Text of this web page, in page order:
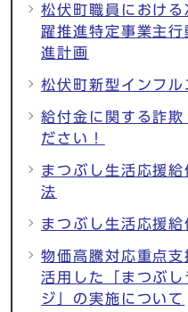
松伏町職員におけ
躍推進特定事業主
進計画
松伏町新型インフ
給付金に関する詐欺
ださい！
まつぶし生活応援
法
まつぶし生活応援
物価高騰対応重点
活用した「まつぶ
ジ」の実施について